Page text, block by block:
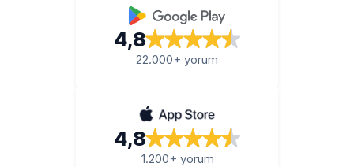
4,8
22.000+ yorum
4,8
1.200+ yorum